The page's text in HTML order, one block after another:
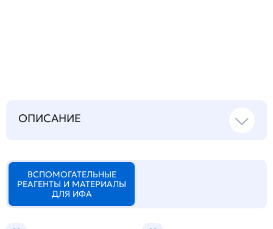
ОПИСАНИЕ
ВСПОМОГАТЕЛЬНЫЕ
РЕАГЕНТЫ И МАТЕРИАЛЫ
ДЛЯ ИФА